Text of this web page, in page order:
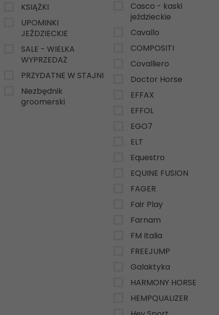
KSIĄŻKI
UPOMINKI
JEŹDZIECKIE
SALE - WIELKA
WYPRZEDAŻ
PRZYDATNE W STAJNI
Niezbędnik
groomerski
Casco - kaski
jeździeckie
Cavallo
COMPOSITI
Covalliero
Doctor Horse
EFFAX
EFFOL
EGO7
ELT
Equestro
EQUINE FUSION
FAGER
Fair Play
Farnam
FM Italia
FREEJUMP
Galaktyka
HARMONY HORSE
HEMPQUALIZER